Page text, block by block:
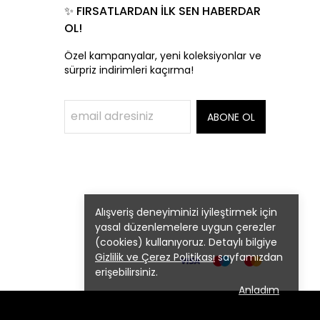
Alışveriş deneyiminizi iyileştirmek için
yasal düzenlemelere uygun çerezler
(cookies) kullanıyoruz. Detaylı bilgiye
Gizlilik ve Çerez Politikasısayfamızdan
erişebilirsiniz.
Anladım
✨ FIRSATLARDAN İLK SEN HABERDAR
OL!
Özel kampanyalar, yeni koleksiyonlar ve
sürpriz indirimleri kaçırma!
ABONE OL